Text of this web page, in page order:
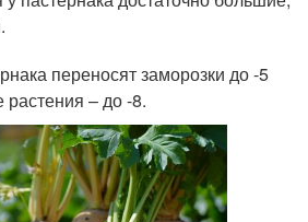
переносят заморозки до -5
растения – до -8.